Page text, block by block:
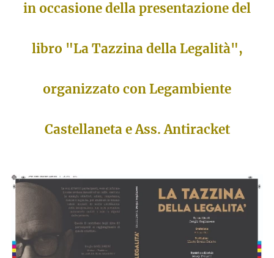
in occasione della presentazione del
libro "La Tazzina della Legalità",
organizzato con Legambiente
Castellaneta e Ass. Antiracket